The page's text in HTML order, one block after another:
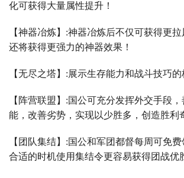
化可获得大量属性提升！
【神器冶炼】 :神器冶炼后不仅可获得更拉
还将获得更强力的神器效果！
【无尽之塔】 :展示生存能力和战斗技巧的
【阵营联盟】 :国公可充分发挥外交手段
能，改善劣势，实现以少胜多，创造胜利
【团队集结】 :国公和军团都督每周可免
合适的时机使用集结令更容易获得团战优